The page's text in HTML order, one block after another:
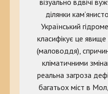
ділянки
Український
класифікує це явище
(маловоддя),
кліматичними
реальна загроза
багатьох міст в